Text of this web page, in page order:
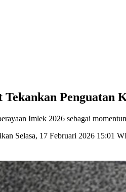
Penguatan
Imlek 2026 sebagai
Selasa, 17 Februari 2026 15:01